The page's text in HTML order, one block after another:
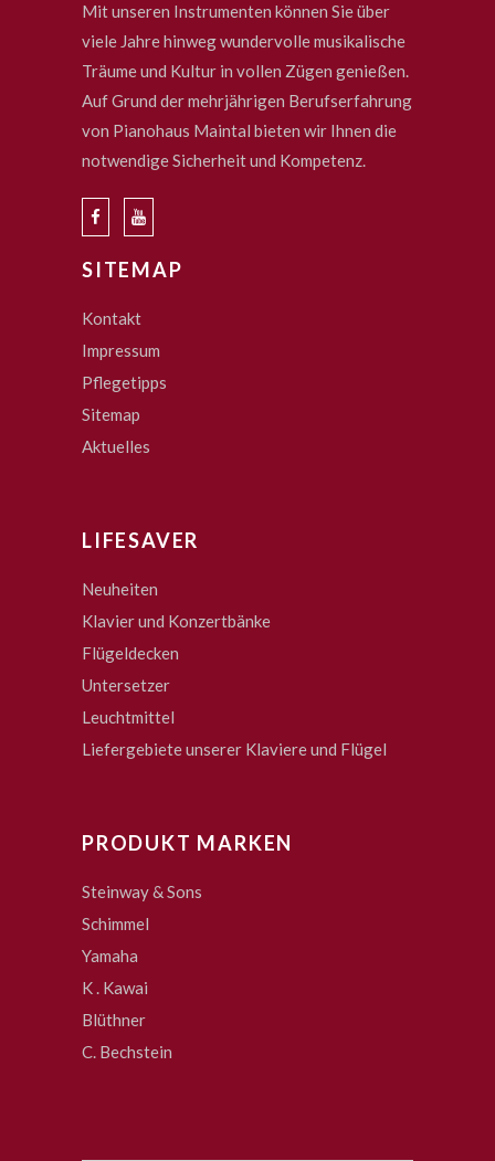
Mit unseren Instrumenten können Sie über
viele Jahre hinweg wundervolle musikalische
Träume und Kultur in vollen Zügen genießen.
Auf Grund der mehrjährigen Berufserfahrung
von Pianohaus Maintal bieten wir Ihnen die
notwendige Sicherheit und Kompetenz.
SITEMAP
Kontakt
Impressum
Pflegetipps
Sitemap
Aktuelles
LIFESAVER
Neuheiten
Klavier und Konzertbänke
Flügeldecken
Untersetzer
Leuchtmittel
Liefergebiete unserer Klaviere und Flügel
PRODUKT MARKEN
Steinway & Sons
Schimmel
Yamaha
K . Kawai
Blüthner
C. Bechstein